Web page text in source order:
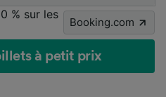
% sur les
Booking.com
à petit prix